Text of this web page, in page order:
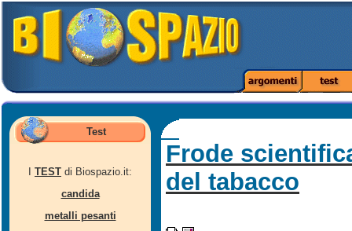
Test
TEST di Biospazio.it:
candida
metalli pesanti
Frode
del tabacco